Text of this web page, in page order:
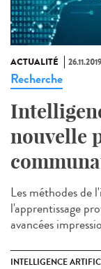
ACTUALITÉ 26.11.2019
Recherche
nouvelle
Les méthodes de
l'apprentissage
avancées
INTELLIGENCE